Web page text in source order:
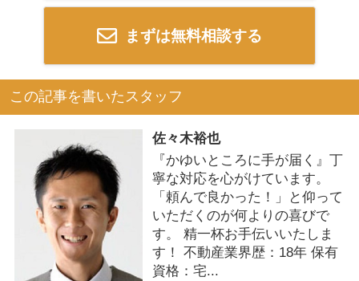
まずは無料相談する
この記事を書いたスタッフ
佐々木裕也
『かゆいところに手が届く』丁
寧な対応を心がけています。
「頼んで良かった！」と仰って
いただくのが何よりの喜びで
す。 精一杯お手伝いいたしま
す！ 不動産業界歴：18年 保有
資格：宅...